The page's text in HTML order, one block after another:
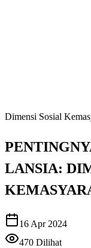
Dimensi Sosial
LANSIA:
16 Apr 2024
470 Dilihat